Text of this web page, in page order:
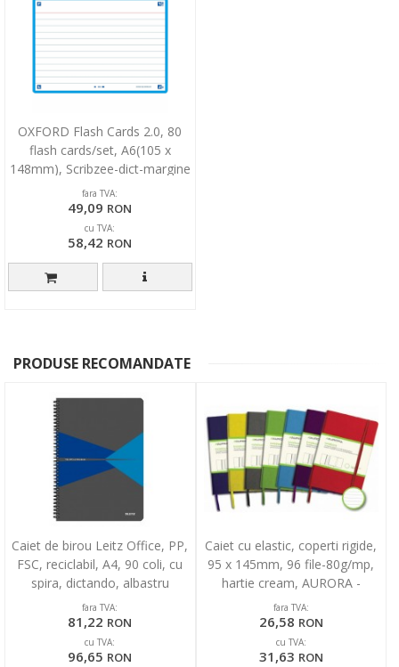
OXFORD Flash Cards 2.0, 80
flash cards/set, A6(105 x
148mm), Scribzee-dict-margine
turcoaz
fara TVA:
49,09 RON
cu TVA:
58,42 RON
PRODUSE RECOMANDATE
Caiet de birou Leitz Office, PP,
FSC, reciclabil, A4, 90 coli, cu
spira, dictando, albastru
fara TVA:
81,22 RON
cu TVA:
96,65 RON
Caiet cu elastic, coperti rigide,
95 x 145mm, 96 file-80g/mp,
hartie cream, AURORA -
dictando
fara TVA:
26,58 RON
cu TVA:
31,63 RON